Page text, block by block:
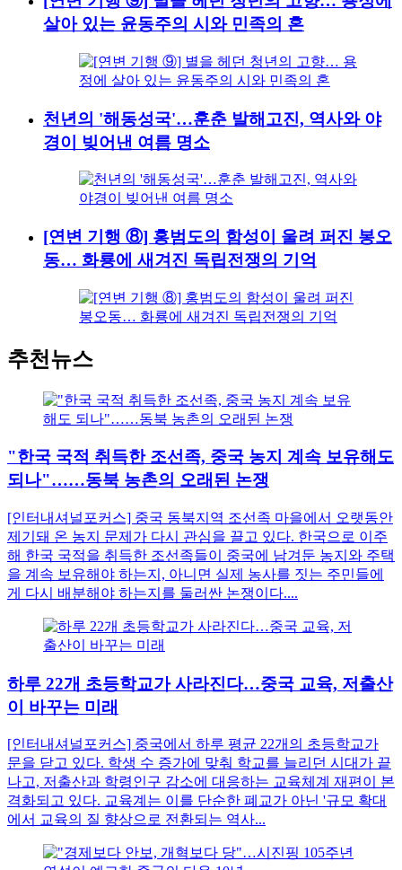
살아 있는 윤동주의 시와 민족의 혼
천년의 '해동성국'…훈춘 발해고진, 역사와 야
경이 빚어낸 여름 명소
[연변 기행 ⑧] 홍범도의 함성이 울려 퍼진 봉오
동… 화룡에 새겨진 독립전쟁의 기억
추천뉴스
"한국 국적 취득한 조선족, 중국 농지 계속 보유해도
되나"……동북 농촌의 오래된 논쟁
[인터내셔널포커스] 중국 동북지역 조선족 마을에서 오랫동안
제기돼 온 농지 문제가 다시 관심을 끌고 있다. 한국으로 이주
해 한국 국적을 취득한 조선족들이 중국에 남겨둔 농지와 주택
을 계속 보유해야 하는지, 아니면 실제 농사를 짓는 주민들에
게 다시 배분해야 하는지를 둘러싼 논쟁이다....
하루 22개 초등학교가 사라진다…중국 교육, 저출산
이 바꾸는 미래
[인터내셔널포커스] 중국에서 하루 평균 22개의 초등학교가
문을 닫고 있다. 학생 수 증가에 맞춰 학교를 늘리던 시대가 끝
나고, 저출산과 학령인구 감소에 대응하는 교육체계 재편이 본
격화되고 있다. 교육계는 이를 단순한 폐교가 아닌 '규모 확대
에서 교육의 질 향상으로 전환되는 역사...